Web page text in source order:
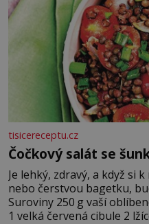
tisicereceptu.cz
Čočkový salát se
Je lehký, zdravý, a když si
nebo čerstvou bagetku,
Suroviny 250 g vaší oblíbené čočky 150 g cherry rajčátek
1 velká červená cibule 2